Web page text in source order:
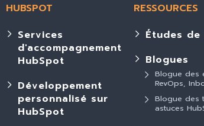
HUBSPOT
Services
d'accompagnement
HubSpot
Développement
personnalisé sur
HubSpot
RESSOURCES
Études de
Blogues
Blogue des
RevOps,
Blogue des
astuces